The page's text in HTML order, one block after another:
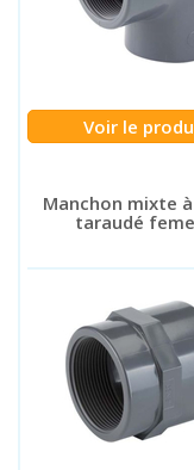
Voir le
Manchon mixte
taraudé